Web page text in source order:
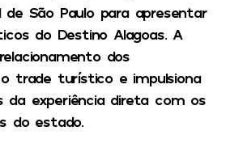
São Paulo para apresentar
do Destino Alagoas. A
dos
trade turístico e impulsiona
da experiência direta com os
do estado.